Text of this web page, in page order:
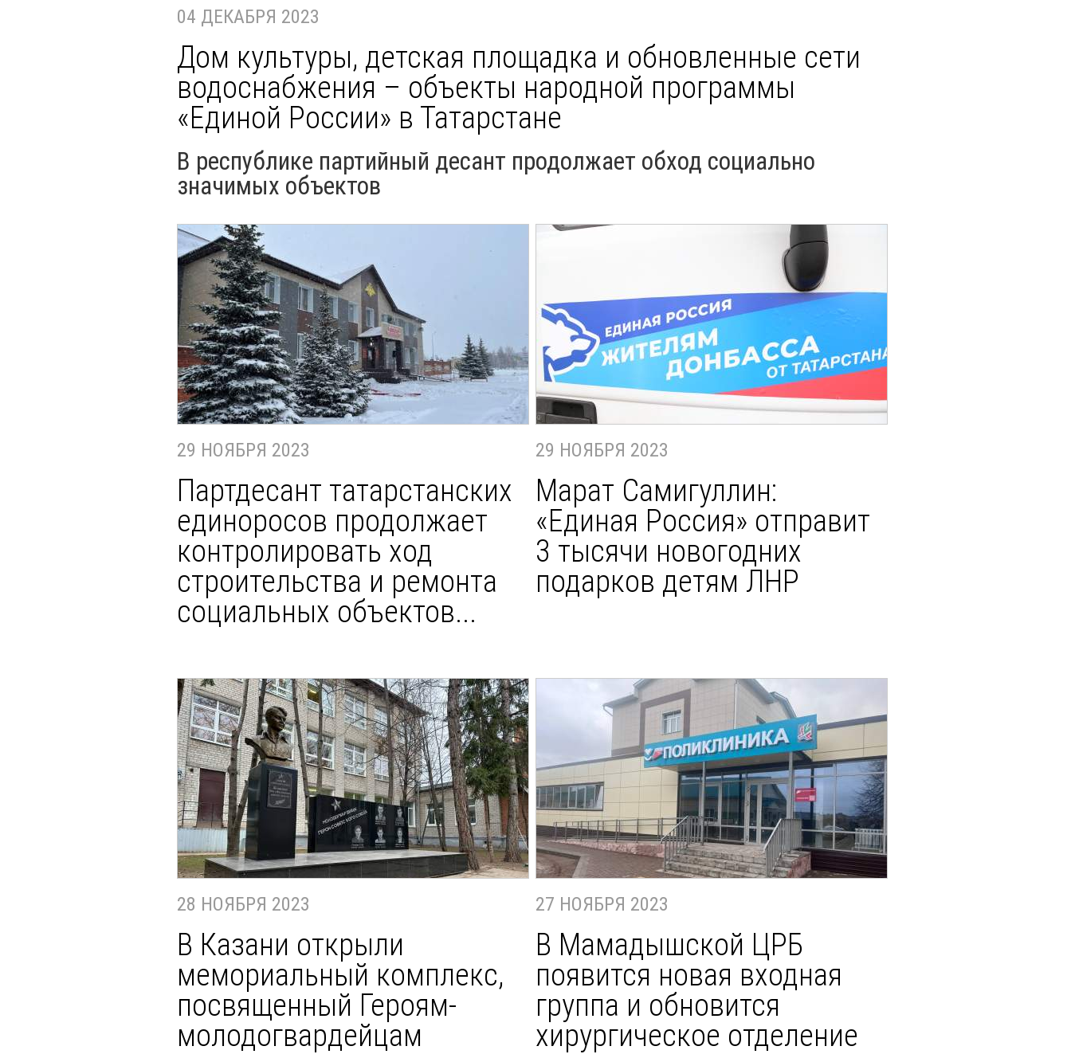
04 ДЕКАБРЯ 2023
Дом культуры, детская площадка и обновленные сети
водоснабжения – объекты народной программы
«Единой России» в Татарстане
В республике партийный десант продолжает обход социально
значимых объектов
29 НОЯБРЯ 2023
Партдесант татарстанских
единоросов продолжает
контролировать ход
строительства и ремонта
социальных объектов...
29 НОЯБРЯ 2023
Марат Самигуллин:
«Единая Россия» отправит
3 тысячи новогодних
подарков детям ЛНР
28 НОЯБРЯ 2023
В Казани открыли
мемориальный комплекс,
посвященный Героям-
молодогвардейцам
27 НОЯБРЯ 2023
В Мамадышской ЦРБ
появится новая входная
группа и обновится
хирургическое отделение